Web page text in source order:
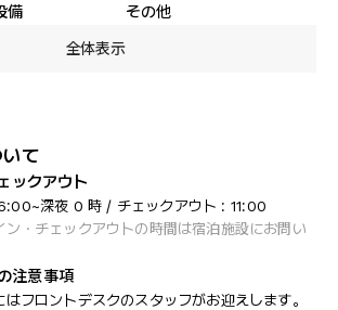
備
その他
全体表示
て
ックアウト
深夜 0 時 / チェックアウト : 11:00
ン・チェックアウトの時間は宿泊施設にお問い
注意事項
フロントデスクのスタッフがお迎えします。